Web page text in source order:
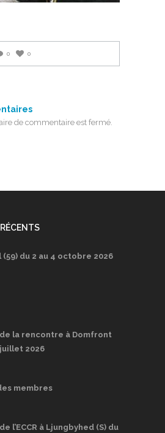
0 0
de commentaire est fermé.
du 2 au 4 octobre 2026
la rencontre à Domfront
juillet 2026
membres
l’ECCR à Ljungbyhed (S) du